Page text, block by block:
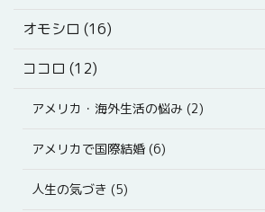
オモシロ (16)
ココロ (12)
アメリカ・海外生活の悩み (2)
アメリカで国際結婚 (6)
人生の気づき (5)